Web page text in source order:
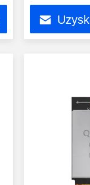
WIFI